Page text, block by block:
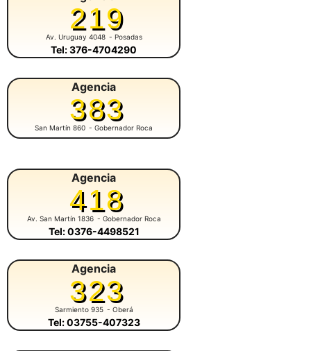
219
Av. Uruguay 4048 - Posadas
Tel: 376-4704290
Agencia
383
San Martín 860 - Gobernador Roca
Agencia
418
Av. San Martín 1836 - Gobernador Roca
Tel: 0376-4498521
Agencia
323
Sarmiento 935 - Oberá
Tel: 03755-407323